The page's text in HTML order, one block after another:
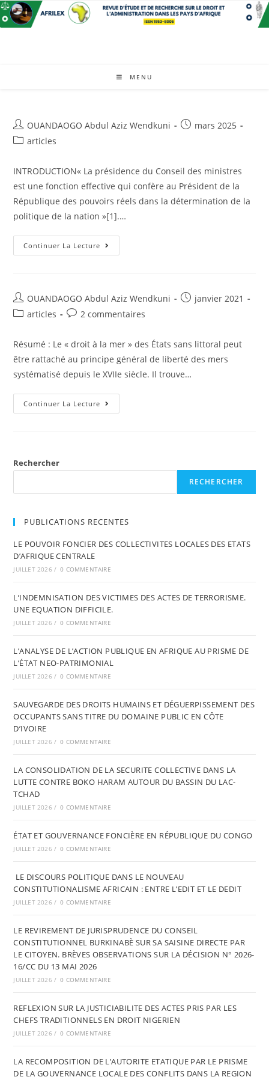
Skip
to
MENU
Auteur/autrice
de
OUANDAOGO Abdul Aziz Wendkuni
Postmars 2025
Postarticles
INTRODUCTION« La présidence du Conseil des ministres
est une fonction effective qui confère au Président de la
République des pouvoirs réels dans la détermination de la
politique de la nation »[1].…
Continuer La Lecture LA
PRÉSIDENCE
EN
DROIT
CONSTITUTIONNEL
DES
D’AFRIQUE
NOIRE
FRANCOPHONE
Auteur/autrice
de
OUANDAOGO Abdul Aziz Wendkuni
Postjanvier 2021
Postarticles
Post2 commentaires
Résumé : Le « droit à la mer » des États sans littoral peut
être rattaché au principe général de liberté des mers
systématisé depuis le XVIIe siècle. Il trouve…
Continuer La Lecture LE
«
ÉTATS
Rechercher
RECHERCHER
PUBLICATIONS RECENTES
LE POUVOIR FONCIER DES COLLECTIVITES LOCALES DES ETATS
D’AFRIQUE CENTRALE
JUILLET 2026 / 0 COMMENTAIRE
L’INDEMNISATION DES VICTIMES DES ACTES DE TERRORISME.
UNE EQUATION DIFFICILE.
JUILLET 2026 / 0 COMMENTAIRE
L’ANALYSE DE L’ACTION PUBLIQUE EN AFRIQUE AU PRISME DE
L’ÉTAT NEO-PATRIMONIAL
JUILLET 2026 / 0 COMMENTAIRE
SAUVEGARDE DES DROITS HUMAINS ET DÉGUERPISSEMENT DES
OCCUPANTS SANS TITRE DU DOMAINE PUBLIC EN CÔTE
D’IVOIRE
JUILLET 2026 / 0 COMMENTAIRE
LA CONSOLIDATION DE LA SECURITE COLLECTIVE DANS LA
LUTTE CONTRE BOKO HARAM AUTOUR DU BASSIN DU LAC-
TCHAD
JUILLET 2026 / 0 COMMENTAIRE
ÉTAT ET GOUVERNANCE FONCIÈRE EN RÉPUBLIQUE DU CONGO
JUILLET 2026 / 0 COMMENTAIRE
LE DISCOURS POLITIQUE DANS LE NOUVEAU
CONSTITUTIONALISME AFRICAIN : ENTRE L’EDIT ET LE DEDIT
JUILLET 2026 / 0 COMMENTAIRE
LE REVIREMENT DE JURISPRUDENCE DU CONSEIL
CONSTITUTIONNEL BURKINABÈ SUR SA SAISINE DIRECTE PAR
LE CITOYEN. BRÈVES OBSERVATIONS SUR LA DÉCISION N° 2026-
16/CC DU 13 MAI 2026
JUILLET 2026 / 0 COMMENTAIRE
REFLEXION SUR LA JUSTICIABILITE DES ACTES PRIS PAR LES
CHEFS TRADITIONNELS EN DROIT NIGERIEN
JUILLET 2026 / 0 COMMENTAIRE
LA RECOMPOSITION DE L’AUTORITE ETATIQUE PAR LE PRISME
DE LA GOUVERNANCE LOCALE DES CONFLITS DANS LA REGION